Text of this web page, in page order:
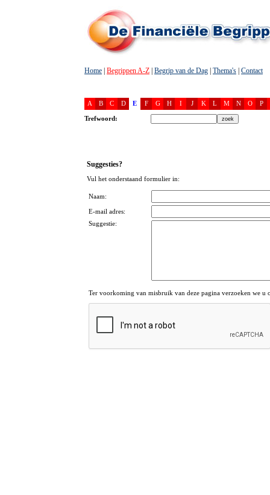
Home Begrippen A-Z Begrip van de Dag Thema's Contact
A B C D E F G H I J K L M N O P
Trefwoord:
Suggesties?
Vul het onderstaand formulier in:
Naam:
E-mail adres:
Suggestie:
Ter voorkoming van misbruik van deze pagina verzoeken we u